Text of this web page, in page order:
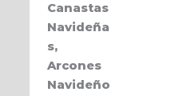
Canastas
Navideña
s,
Arcones
Navideño